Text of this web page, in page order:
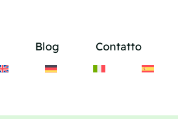
Blog Contatto